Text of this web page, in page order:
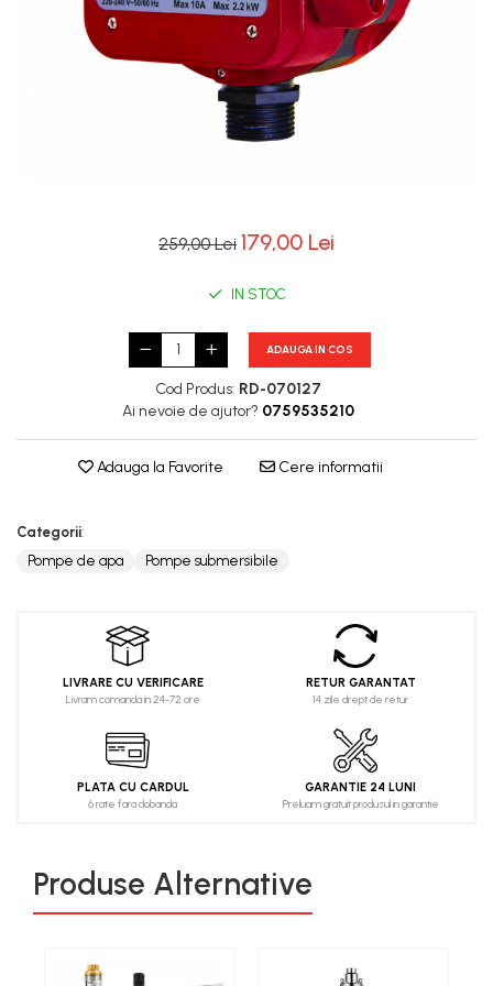
259,00 Lei 179,00 Lei
IN STOC
ADAUGA IN COS
Cod Produs: RD-070127
Ai nevoie de ajutor? 0759535210
Adauga la Favorite Cere informatii
Categorii:
Pompe de apa
Pompe submersibile
LIVRARE CU VERIFICARE
Livram comanda in 24-72 ore
RETUR GARANTAT
14 zile drept de retur
PLATA CU CARDUL
6 rate fara dobanda
GARANTIE 24 LUNI
Preluam gratuit produsul in garantie
Produse Alternative